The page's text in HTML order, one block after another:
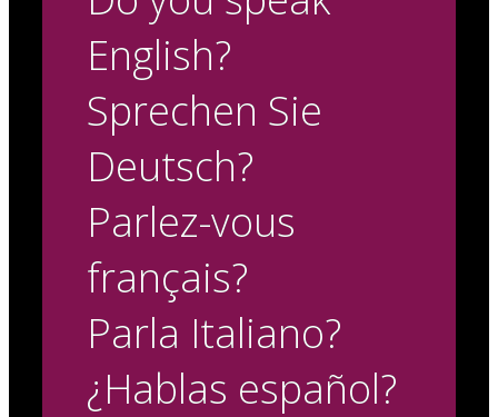
English?
Sprechen Sie
Deutsch?
Parlez-vous
français?
Parla Italiano?
¿Hablas español?